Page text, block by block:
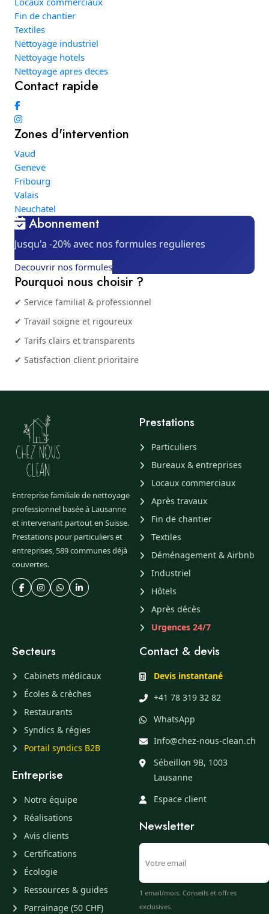
Fin de chantier
Textiles
Nettoyage industriel
Nettoyage hotels
Nettoyage apres deces
Contact rapide
Zones d'intervention
Vaud
Geneve
Fribourg
Valais
Neuchatel
Abonnement
Jusqu'a -20% avec nos formules regulieres
Decouvrir nos formules
Pourquoi nous choisir ?
✔ Service familial & professionnel
✔ Travail soigne et rigoureux
✔ Tarifs clairs et transparents
✔ Satisfaction client prioritaire
Entreprise familiale de nettoyage
professionnel basée à Lausanne
et intervenant partout en Suisse.
Prestations pour particuliers et
entreprises, 589 communes déjà
couvertes.
Prestations
Particuliers
Bureaux & entreprises
Locaux commerciaux
Après travaux
Fin de chantier
Textiles
Déménagement & Airbnb
Industriel
Hôtels
Après décès
Urgences 24/7
Secteurs
Cabinets médicaux
Écoles & crèches
Restaurants
Syndics & régies
Portail syndics B2B
Entreprise
Notre équipe
Réalisations
Avis clients
Certifications
Écologie
Ressources & guides
Parrainage (50 CHF)
Contact & devis
Devis instantané
+41 78 319 32 82
WhatsApp
Info@chez-nous-clean.ch
Sébeillon 9B, 1003
Lausanne
Espace client
Newsletter
1 email/mois. Conseils et offres
exclusives.